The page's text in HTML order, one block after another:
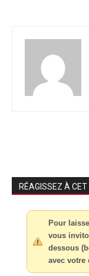
RÉAGISSEZ À CET
Pour
vous
dessous
avec votre